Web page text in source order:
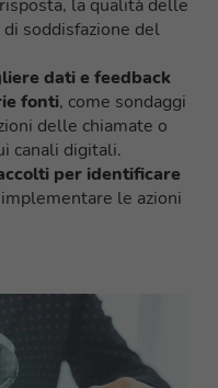
la qualità delle
soddisfazione del
dati e feedback
fonti, come sondaggi
delle chiamate o
canali digitali.
per identificare
le azioni